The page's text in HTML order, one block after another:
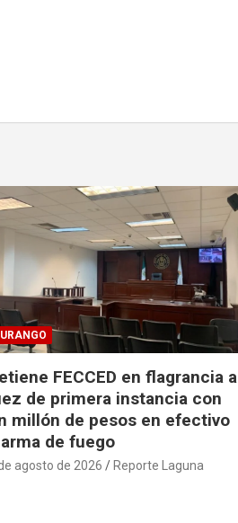
FECCED en flagrancia a
de primera instancia con
millón de pesos en efectivo
de fuego
agosto de 2026 Reporte Laguna